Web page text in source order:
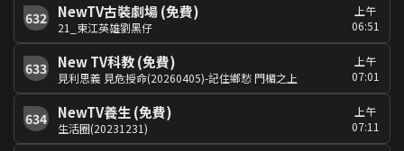
632 NewTV古裝劇場 (免費)
21_東江英雄劉黑仔
上午
06:51
633 New TV科教 (免費)
見利思義 見危授命(20260405)-記住鄉愁 門楣之上
上午
07:01
634 NewTV養生 (免費)
生活圈(20231231)
上午
07:11